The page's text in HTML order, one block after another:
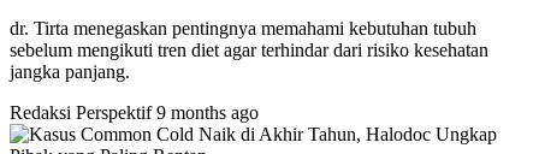
dr. Tirta menegaskan pentingnya memahami kebutuhan tubuh
sebelum mengikuti tren diet agar terhindar dari risiko kesehatan
jangka panjang.
Redaksi Perspektif 9 months ago